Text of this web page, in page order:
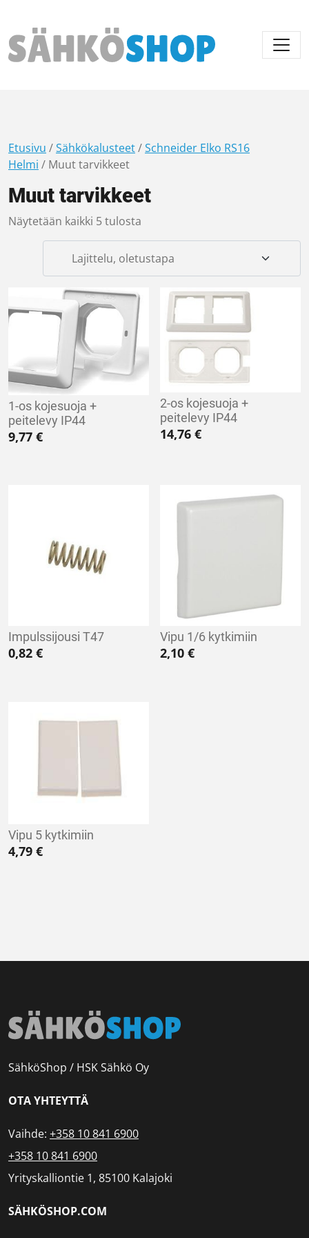
Päävalikko
Etusivu /Sähkökalusteet/Schneider Elko RS16
Helmi / Muut tarvikkeet
Muut tarvikkeet
Näytetään kaikki 5 tulosta
1-os kojesuoja +
peitelevy IP44
9,77 €
2-os kojesuoja +
peitelevy IP44
14,76€
Impulssijousi T47
0,82 €
Vipu 1/6 kytkimiin
2,10€
Vipu 5 kytkimiin
4,79 €
SähköShop / HSK Sähkö Oy
OTA YHTEYTTÄ
Vaihde: +358 10 841 6900
+358 10 841 6900
Yrityskalliontie 1, 85100 Kalajoki
SÄHKÖSHOP.COM